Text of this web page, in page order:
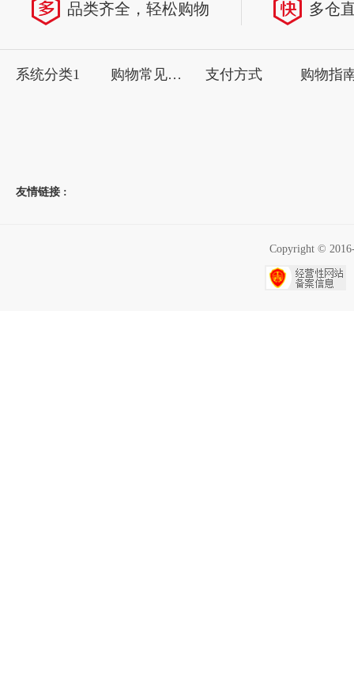
品类齐全，轻松购物 多仓
系统分类1 购物常见问题 支付方式 购物指
友情链接 :
Copyright ©